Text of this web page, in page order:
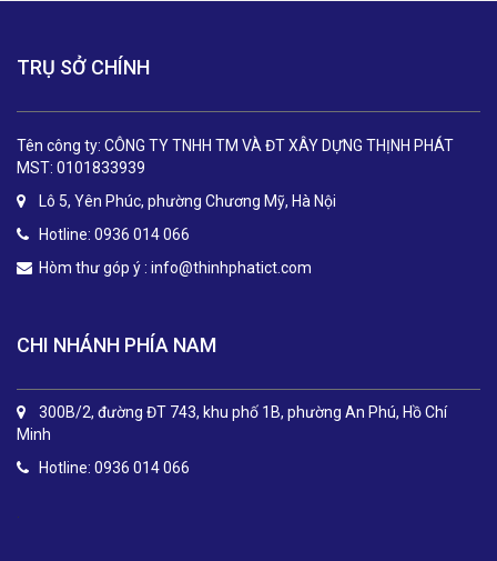
TRỤ SỞ CHÍNH
Tên công ty: CÔNG TY TNHH TM VÀ ĐT XÂY DỰNG THỊNH PHÁT
MST: 0101833939
Lô 5, Yên Phúc, phường Chương Mỹ, Hà Nội
Hotline: 0936 014 066
Hòm thư góp ý : info@thinhphatict.com
CHI NHÁNH PHÍA NAM
300B/2, đường ĐT 743, khu phố 1B, phường An Phú, Hồ Chí
Minh
Hotline: 0936 014 066
.